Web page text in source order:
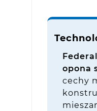
opona
cechy